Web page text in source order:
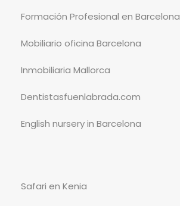
Formación Profesional en Barcelona
Mobiliario oficina Barcelona
Inmobiliaria Mallorca
Dentistasfuenlabrada.com
English nursery in Barcelona
Safari en Kenia